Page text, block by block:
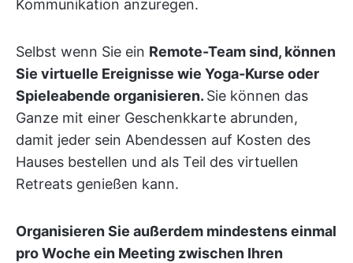
Kommunikation anzuregen.
Selbst wenn Sie ein Remote-Team sind, können
Sie virtuelle Ereignisse wie Yoga-Kurse oder
Spieleabende organisieren. Sie können das
Ganze mit einer Geschenkkarte abrunden,
damit jeder sein Abendessen auf Kosten des
Hauses bestellen und als Teil des virtuellen
Retreats genießen kann.
Organisieren Sie außerdem mindestens einmal
pro Woche ein Meeting zwischen Ihren